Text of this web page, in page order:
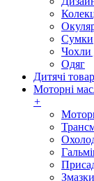
Сумки
Чохли
Одяг
Дитячі
Моторні
+